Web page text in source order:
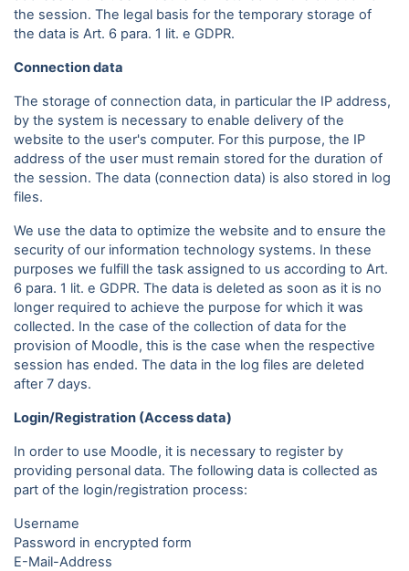
the session. The legal basis for the temporary storage of
the data is Art. 6 para. 1 lit. e GDPR.
Connection data
The storage of connection data, in particular the IP address,
by the system is necessary to enable delivery of the
website to the user's computer. For this purpose, the IP
address of the user must remain stored for the duration of
the session. The data (connection data) is also stored in log
files.
We use the data to optimize the website and to ensure the
security of our information technology systems. In these
purposes we fulfill the task assigned to us according to Art.
6 para. 1 lit. e GDPR. The data is deleted as soon as it is no
longer required to achieve the purpose for which it was
collected. In the case of the collection of data for the
provision of Moodle, this is the case when the respective
session has ended. The data in the log files are deleted
after 7 days.
Login/Registration (Access data)
In order to use Moodle, it is necessary to register by
providing personal data. The following data is collected as
part of the login/registration process:
Username
Password in encrypted form
E-Mail-Address